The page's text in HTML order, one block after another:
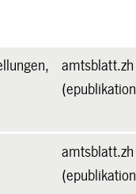
amtsblatt.zh
amtsblatt.zh